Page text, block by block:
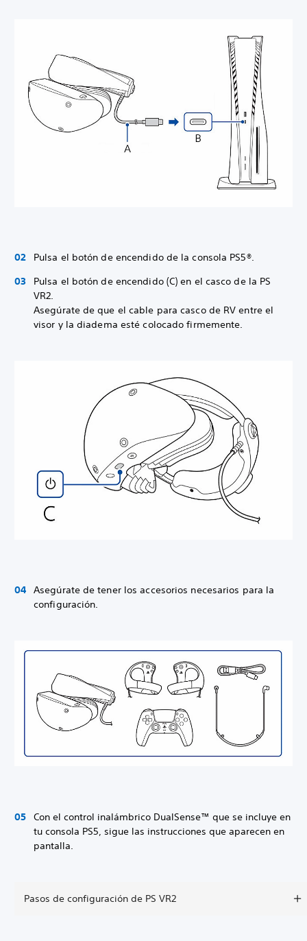
Pulsa el botón de encendido de la consola PS5®.
Pulsa el botón de encendido (C) en el casco de la PS
VR2.
Asegúrate de que el cable para casco de RV entre el
visor y la diadema esté colocado firmemente.
Asegúrate de tener los accesorios necesarios para la
configuración.
Con el control inalámbrico DualSense™ que se incluye en
tu consola PS5, sigue las instrucciones que aparecen en
pantalla.
Pasos de configuración de PS VR2